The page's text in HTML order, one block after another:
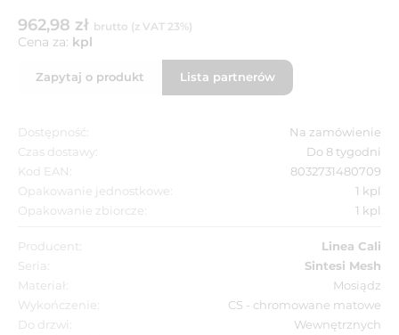
962,98 zł brutto (z VAT 23%)
Cena za: kpl
Zapytaj o produkt Lista partnerów
Dostępność:
Na zamówienie
Czas dostawy:
Do 8 tygodni
Kod EAN:
8032731480709
Opakowanie jednostkowe:
1 kpl
Opakowanie zbiorcze:
1 kpl
Producent:
Linea Cali
Seria:
Sintesi Mesh
Materiał:
Mosiądz
Wykończenie:
CS - chromowane matowe
Do drzwi:
Wewnętrznych